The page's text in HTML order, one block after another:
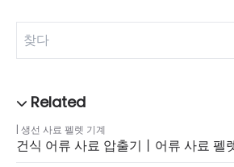
생선 사료 펠렛 기계
건식 어류 사료 압출기丨어류 사료 펠